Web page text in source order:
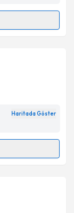
randevu
e-posta ile
Aydınlatma
Haritada Göster
talebi
için bir